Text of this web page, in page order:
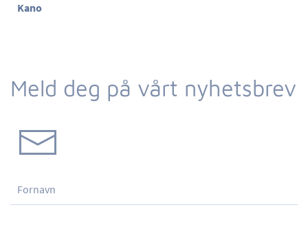
Kano
Meld deg på vårt nyhetsbrev